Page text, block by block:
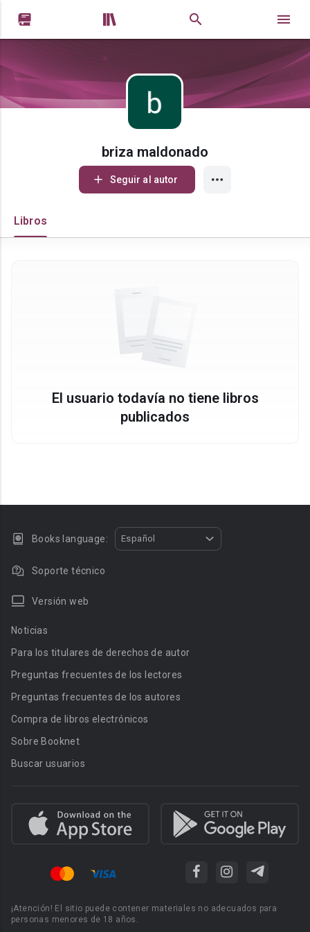
 
briza maldonado
Seguir al autor
Libros
El usuario todavía no tiene libros
publicados
Books language: Español
Soporte técnico
Versión web
Noticias
Para los titulares de derechos de autor
Preguntas frecuentes de los lectores
Preguntas frecuentes de los autores
Compra de libros electrónicos
Sobre Booknet
Buscar usuarios
¡Atención! El sitio puede contener materiales no adecuados para
personas menores de 18 años.